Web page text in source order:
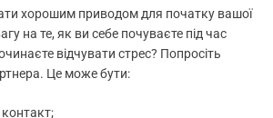
хорошим приводом для початку вашої
на те, як ви себе почуваєте під час
відчувати стрес? Попросіть
Це може бути: